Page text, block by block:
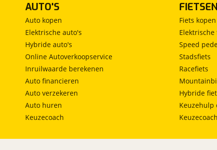
AUTO'S
Auto kopen
Elektrische auto's
Hybride auto's
Online Autoverkoopservice
Inruilwaarde berekenen
Auto financieren
Auto verzekeren
Auto huren
Keuzecoach
FIETSEN
Fiets kopen
Elektrische
Speed
Stadsfiets
Racefiets
Hybride
Keuzehulp
Keuzecoach